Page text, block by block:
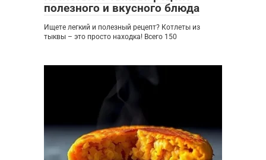
полезного и вкусного блюда
Ищете легкий и полезный рецепт? Котлеты из
тыквы – это просто находка! Всего 150